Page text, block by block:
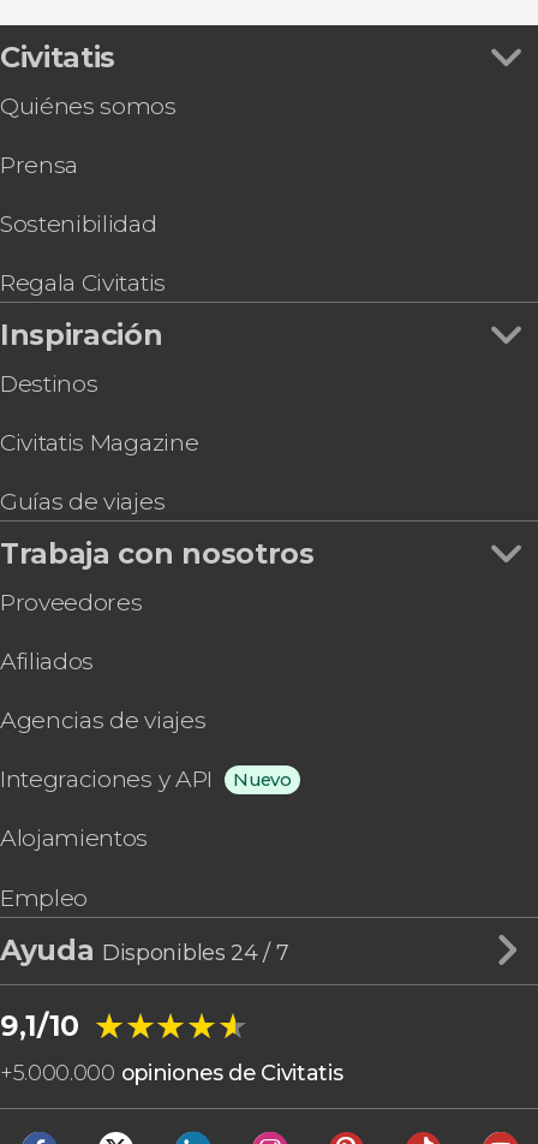
Civitatis
Quiénes somos
Prensa
Sostenibilidad
Regala Civitatis
Inspiración
Destinos
Civitatis Magazine
Guías de viajes
Trabaja con nosotros
Proveedores
Afiliados
Agencias de viajes
Integraciones y API Nuevo
Alojamientos
Empleo
Ayuda Disponibles 24 / 7
9,1/10 ★★★★★
★★★★★
+5.000.000 opiniones de Civitatis